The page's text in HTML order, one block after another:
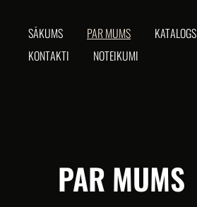
SĀKUMS PAR MUMS KATALOGS
KONTAKTI
NOTEIKUMI
PAR MUMS